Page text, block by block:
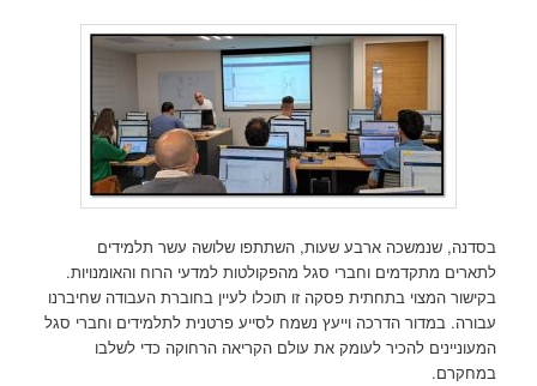
בסדנה, שנמשכה ארבע שעות, השתתפו שלושה עשר תלמידים
לתארים מתקדמים וחברי סגל מהפקולטות למדעי הרוח והאומנויות.
בקישור המצוי בתחתית פסקה זו תוכלו לעיין בחוברת העבודה שחיברנו
עבורה. במדור הדרכה וייעץ נשמח לסייע פרטנית לתלמידים וחברי סגל
המעוניינים להכיר לעומק את עולם הקריאה הרחוקה כדי לשלבו
במחקרם.